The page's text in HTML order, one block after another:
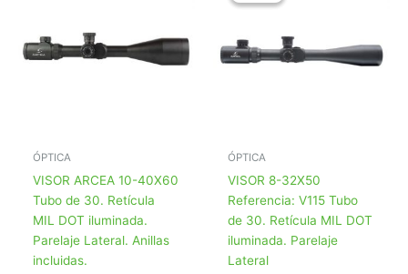
ÓPTICA
VISOR ARCEA 10-40X60
Tubo de 30. Retícula
MIL DOT iluminada.
Parelaje Lateral. Anillas
incluidas.
ÓPTICA
VISOR 8-32X50
Referencia: V115 Tubo
de 30. Retícula MIL DOT
iluminada. Parelaje
Lateral